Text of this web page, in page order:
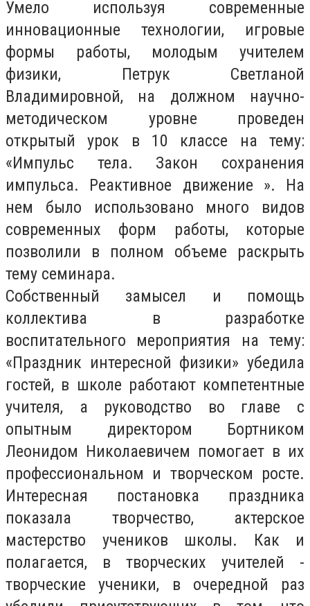
Умело используя современные
инновационные технологии, игровые
формы работы, молодым учителем
физики, Петрук Светланой
Владимировной, на должном научно-
методическом уровне проведен
открытый урок в 10 классе на тему:
«Импульс тела. Закон сохранения
импульса. Реактивное движение ». На
нем было использовано много видов
современных форм работы, которые
позволили в полном объеме раскрыть
тему семинара.
Собственный замысел и помощь
коллектива в разработке
воспитательного мероприятия на тему:
«Праздник интересной физики» убедила
гостей, в школе работают компетентные
учителя, а руководство во главе с
опытным директором Бортником
Леонидом Николаевичем помогает в их
профессиональном и творческом росте.
Интересная постановка праздника
показала творчество, актерское
мастерство учеников школы. Как и
полагается, в творческих учителей -
творческие ученики, в очередной раз